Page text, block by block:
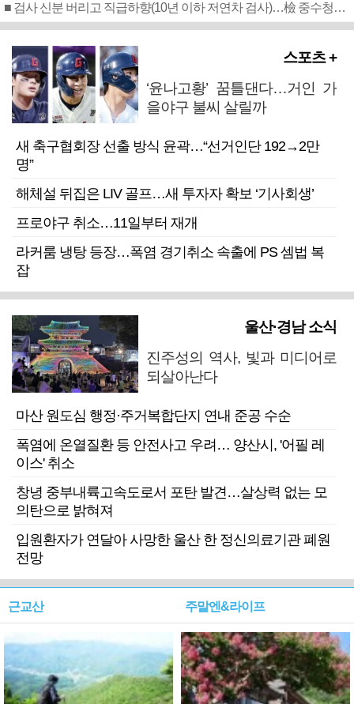
■ 검사 신분 버리고 직급하향(10년 이하 저연차 검사)…檢 중수청행 기피
스포츠 +
‘윤나고황’ 꿈틀댄다…거인 가
을야구 불씨 살릴까
새 축구협회장 선출 방식 윤곽…“선거인단 192→2만
명”
해체설 뒤집은 LIV 골프…새 투자자 확보 ‘기사회생’
프로야구 취소…11일부터 재개
라커룸 냉탕 등장…폭염 경기취소 속출에 PS 셈법 복
잡
울산·경남 소식
진주성의 역사, 빛과 미디어로
되살아난다
마산 원도심 행정·주거복합단지 연내 준공 수순
폭염에 온열질환 등 안전사고 우려… 양산시, '어필 레
이스' 취소
창녕 중부내륙고속도로서 포탄 발견…살상력 없는 모
의탄으로 밝혀져
입원환자가 연달아 사망한 울산 한 정신의료기관 폐원
전망
근교산 주말엔&라이프